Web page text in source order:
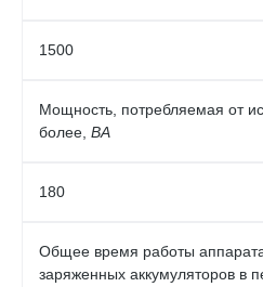
1500
Мощность, потребляемая от
более, ВА
180
Общее время работы
заряженных аккумуляторов в